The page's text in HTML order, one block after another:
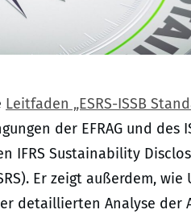
Leitfaden „ESRS-ISSB
der EFRAG und des
IFRS Sustainability
Er zeigt außerdem,
detaillierten Analyse der